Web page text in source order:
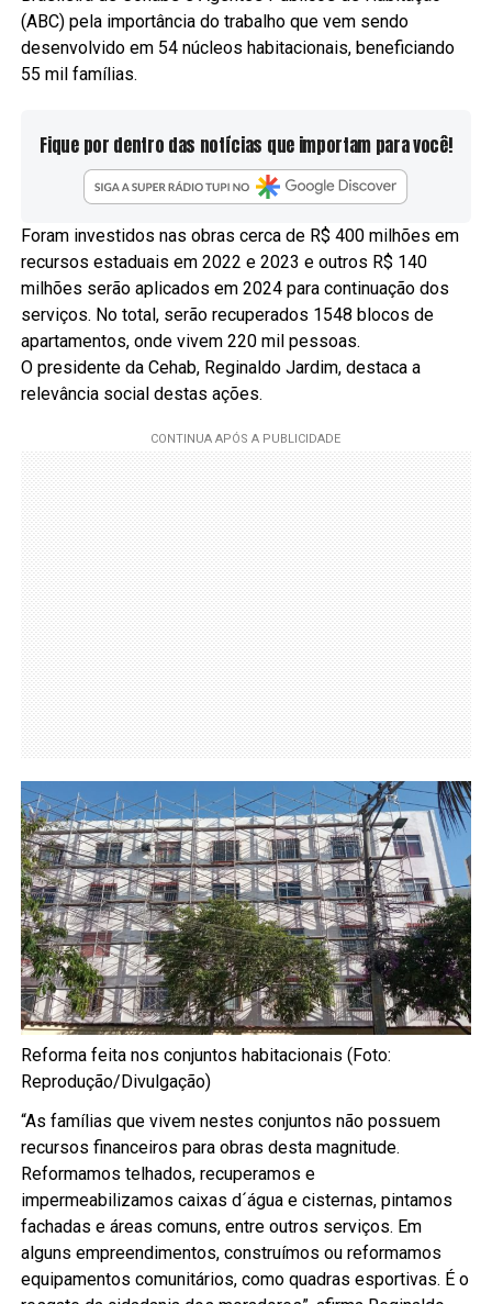
(ABC) pela importância do trabalho que vem sendo
desenvolvido em 54 núcleos habitacionais, beneficiando
55 mil famílias.
Fique por dentro das notícias que importam para você!
Foram investidos nas obras cerca de R$ 400 milhões em
recursos estaduais em 2022 e 2023 e outros R$ 140
milhões serão aplicados em 2024 para continuação dos
serviços. No total, serão recuperados 1548 blocos de
apartamentos, onde vivem 220 mil pessoas.
O presidente da Cehab, Reginaldo Jardim, destaca a
relevância social destas ações.
Reforma feita nos conjuntos habitacionais (Foto:
Reprodução/Divulgação)
“As famílias que vivem nestes conjuntos não possuem
recursos financeiros para obras desta magnitude.
Reformamos telhados, recuperamos e
impermeabilizamos caixas d´água e cisternas, pintamos
fachadas e áreas comuns, entre outros serviços. Em
alguns empreendimentos, construímos ou reformamos
equipamentos comunitários, como quadras esportivas. É o